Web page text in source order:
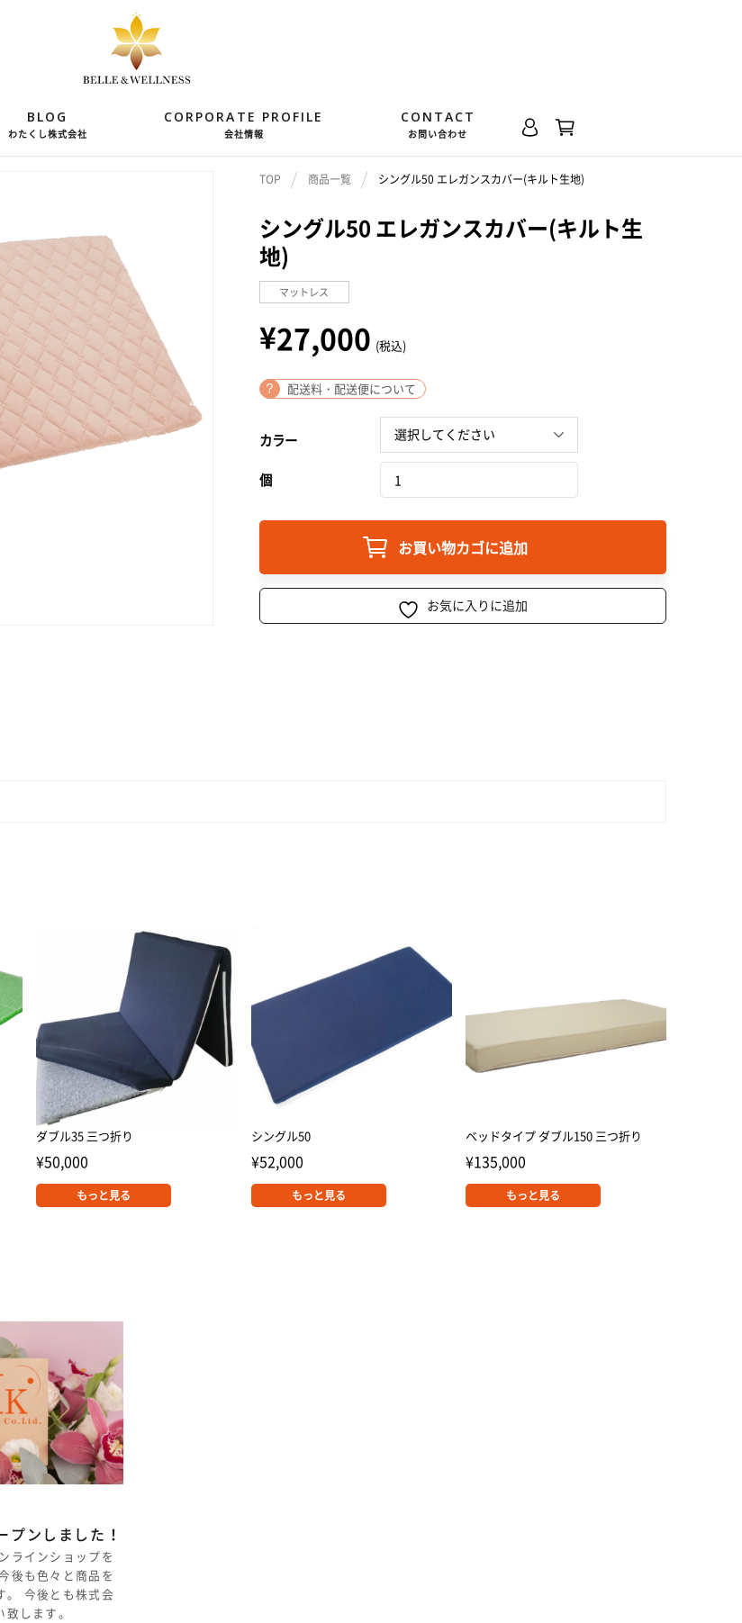
BLOG
わたくし株式会社
CORPORATE PROFILE
会社情報
CONTACT
お問い合わせ
TOP 商品一覧 シングル50 エレガンスカバー(キルト生地)
シングル50 エレガンスカバー(キルト生
地)
マットレス
¥27,000 (税込)
配送料・配送便について
カラー
個
お買い物カゴに追加
お気に入りに追加
ダブル35 三つ折り
¥50,000
シングル50
¥52,000
ベッドタイプ ダブル150 三つ折り
¥135,000
プンしました！
ラインショップを
後も色々と商品を
。 今後とも株式会
します。